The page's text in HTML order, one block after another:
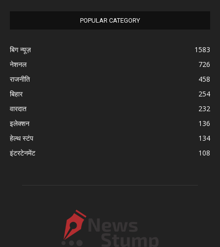
POPULAR CATEGORY
बिग न्यूज़
1583
नेशनल
726
राजनीति
458
बिहार
254
वारदात
232
इलेक्शन
136
हेल्थ स्टंप
134
इंटरटेनमेंट
108